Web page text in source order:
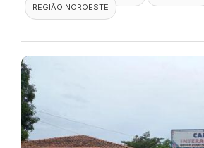
REGIÃO NOROESTE